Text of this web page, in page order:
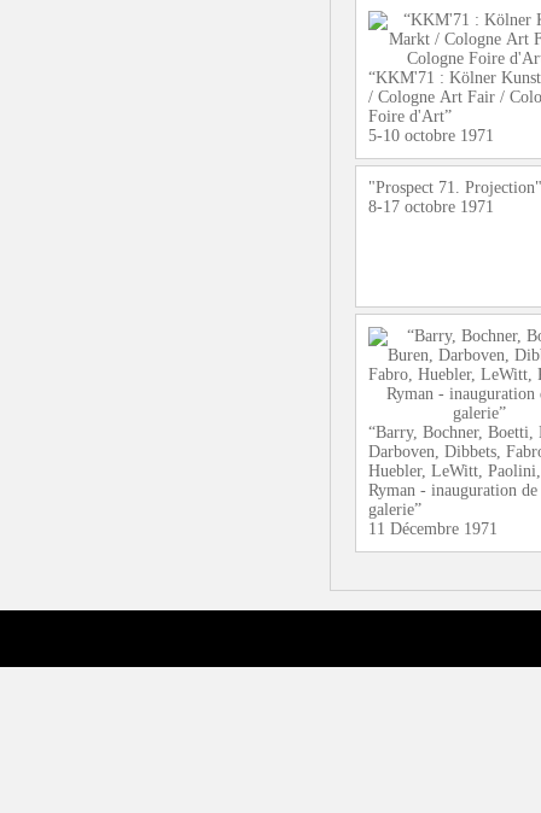
“KKM'71 : Kölner
/ Cologne Art Fair /
Foire d'Art”
5-10 octobre 1971
"Prospect 71.
8-17 octobre 1971
“Barry, Bochner, Boetti,
Darboven, Dibbets,
Huebler, LeWitt, Paolini,
Ryman - inauguration de
galerie”
11 Décembre 1971